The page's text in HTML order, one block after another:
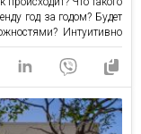
год за годом? Будет
Интуитивно
Даже если вы